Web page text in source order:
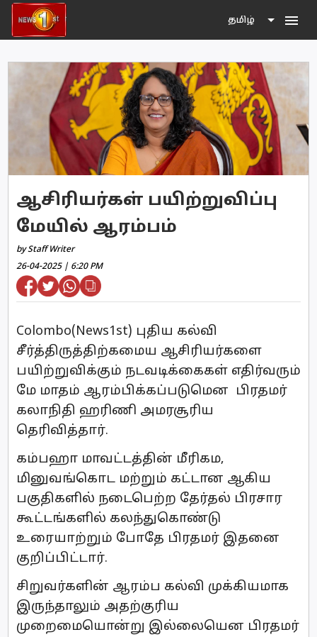
தமிழ் menu
ஆசிரியர்கள் பயிற்றுவிப்பு
மேயில் ஆரம்பம்
by Staff Writer
26-04-2025 | 6:20 PM
Colombo(News1st) புதிய கல்வி
சீர்த்திருத்திற்கமைய ஆசிரியர்களை
பயிற்றுவிக்கும் நடவடிக்கைகள் எதிர்வரும்
மே மாதம் ஆரம்பிக்கப்படுமென பிரதமர்
கலாநிதி ஹரிணி அமரசூரிய
தெரிவித்தார்.
கம்பஹா மாவட்டத்தின் மீரிகம,
மினுவங்கொட மற்றும் கட்டான ஆகிய
பகுதிகளில் நடைபெற்ற தேர்தல் பிரசார
கூட்டங்களில் கலந்துகொண்டு
உரையாற்றும் போதே பிரதமர் இதனை
குறிப்பிட்டார்.
சிறுவர்களின் ஆரம்ப கல்வி முக்கியமாக
இருந்தாலும் அதற்குரிய
முறைமையொன்று இல்லையென பிரதமர்